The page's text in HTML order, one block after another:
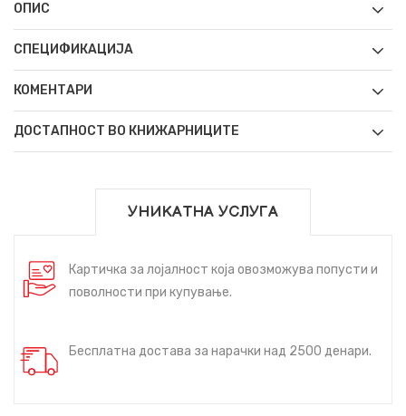
ОПИС
СПЕЦИФИКАЦИЈА
КОМЕНТАРИ
ДОСТАПНОСТ ВО КНИЖАРНИЦИТЕ
УНИКАТНА УСЛУГА
Картичка за лојалност која овозможува попусти и
поволности при купување.
Бесплатна достава за нарачки над 2500 денари.